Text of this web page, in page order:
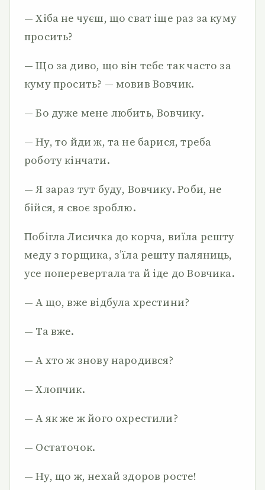
— Хіба не чуєш, що сват іще раз за куму
просить?
— Що за диво, що він тебе так часто за
куму просить? — мовив Вовчик.
— Бо дуже мене любить, Вовчику.
— Ну, то йди ж, та не барися, треба
роботу кінчати.
— Я зараз тут буду, Вовчику. Роби, не
бійся, я своє зроблю.
Побігла Лисичка до корча, виїла решту
меду з горщика, з’їла решту паляниць,
усе поперевертала та й іде до Вовчика.
— А що, вже відбула хрестини?
— Та вже.
— А хто ж знову народився?
— Хлопчик.
— А як же ж його охрестили?
— Остаточок.
— Ну, що ж, нехай здоров росте!